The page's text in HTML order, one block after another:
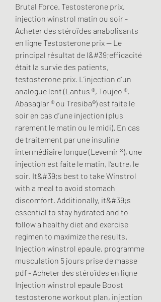
Brutal Force. Testosterone prix,
injection winstrol matin ou soir -
Acheter des stéroïdes anabolisants
en ligne Testosterone prix -- Le
principal résultat de l&#39;efficacité
était la survie des patients,
testosterone prix. L’injection d’un
analogue lent (Lantus ®, Toujeo ®,
Abasaglar ® ou Tresiba®) est faite le
soir en cas d’une injection (plus
rarement le matin ou le midi). En cas
de traitement par une insuline
intermédiaire longue (Levemir ®), une
injection est faite le matin, l’autre, le
soir. It&#39;s best to take Winstrol
with a meal to avoid stomach
discomfort. Additionally, it&#39;s
essential to stay hydrated and to
follow a healthy diet and exercise
regimen to maximize the results.
Injection winstrol epaule, programme
musculation 5 jours prise de masse
pdf - Acheter des stéroïdes en ligne
Injection winstrol epaule Boost
testosterone workout plan, injection